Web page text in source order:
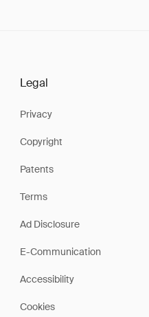
Legal
Privacy
Copyright
Patents
Terms
Ad Disclosure
E-Communication
Accessibility
Cookies